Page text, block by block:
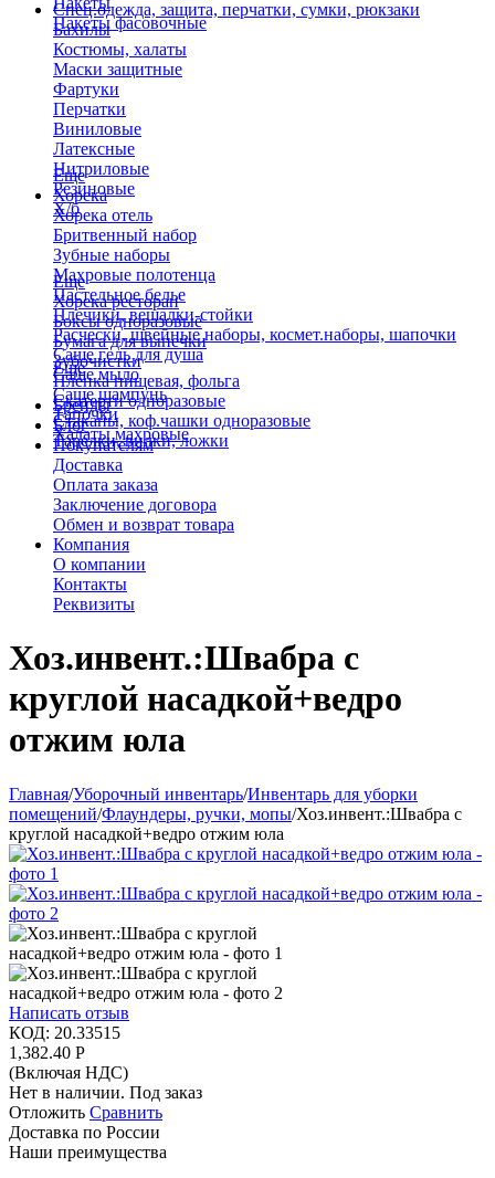
Пакеты фасовочные
Спец.одежда, защита, перчатки, сумки, рюкзаки
Бахилы
Костюмы, халаты
Маски защитные
Фартуки
Перчатки
Виниловые
Латексные
Нитриловые
Резиновые
Х/б
Еще
Хорека
Хорека отель
Бритвенный набор
Зубные наборы
Махровые полотенца
Пастельное белье
Плечики, вешалки-стойки
Расчески, швейные наборы, космет.наборы, шапочки
Саше гель для душа
Саше мыло
Саше шампунь
Тапочки
Халаты махровые
Еще
Хорека ресторан
Боксы одноразовые
Бумага для выпечки
Зубочистки
Пленка пищевая, фольга
Скатерти одноразовые
Стаканы, коф.чашки одноразовые
Тарелки, вилки, ложки
Еще
Бренды
Блог
Покупателям
Доставка
Оплата заказа
Заключение договора
Обмен и возврат товара
Компания
О компании
Контакты
Реквизиты
Хоз.инвент.:Швабра с
круглой насадкой+ведро
отжим юла
Главная/Уборочный инвентарь/Инвентарь для уборки
помещений/Флаундеры, ручки, мопы/Хоз.инвент.:Швабра с
круглой насадкой+ведро отжим юла
Написать отзыв
КОД: 20.33515
1,382.40 Р
(Включая НДС)
Нет в наличии. Под заказ
Отложить Сравнить
Доставка по России
Наши преимущества